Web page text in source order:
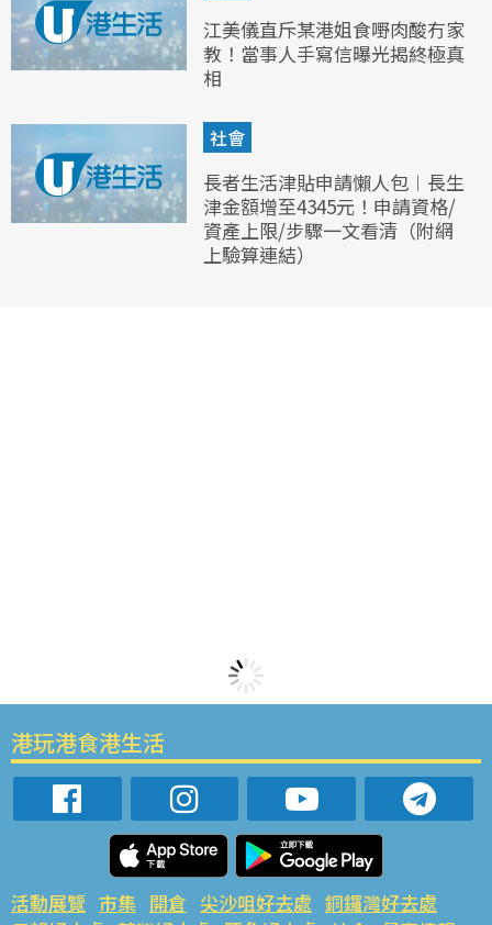
江美儀直斥某港姐食嘢肉酸冇家
教！當事人手寫信曝光揭終極真
相
社會
長者生活津貼申請懶人包︱長生
津金額增至4345元！申請資格/
資產上限/步驟一文看清（附網
上驗算連結）
港玩港食港生活
活動展覽 市集 開倉 尖沙咀好去處 銅鑼灣好去處